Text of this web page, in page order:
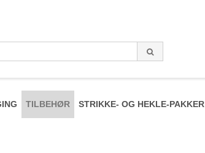
TILBEHØR STRIKKE- OG HEKLE-PAKKER